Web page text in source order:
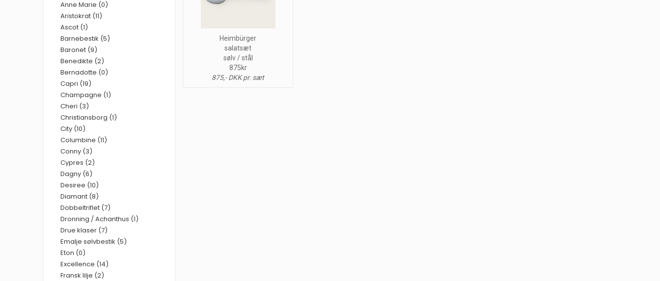
Heimbürger
salatsæt
sølv / stål
875kr
875,- DKK pr. sæt
Anne Marie (0)
Aristokrat (11)
Ascot (1)
Barnebestik (5)
Baronet (9)
Benedikte (2)
Bernadotte (0)
Capri (19)
Champagne (1)
Cheri (3)
Christiansborg (1)
City (10)
Columbine (11)
Conny (3)
Cypres (2)
Dagny (6)
Desiree (10)
Diamant (8)
Dobbeltriflet (7)
Dronning / Achanthus (1)
Drue klaser (7)
Emalje sølvbestik (5)
Eton (0)
Excellence (14)
Fransk lilje (2)